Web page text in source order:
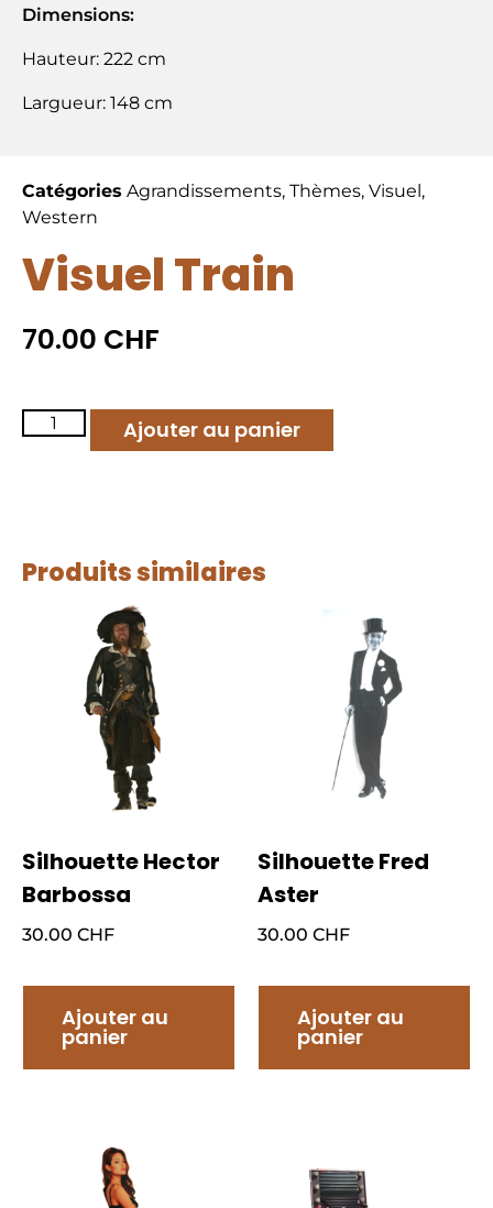
Dimensions:
Hauteur: 222 cm
Largueur: 148 cm
Catégories Agrandissements, Thèmes, Visuel,
Western
Visuel Train
70.00 CHF
Ajouter au panier
Produits similaires
Silhouette Hector
Barbossa
30.00 CHF
Ajouter au
panier
Silhouette Fred
Aster
30.00 CHF
Ajouter au
panier